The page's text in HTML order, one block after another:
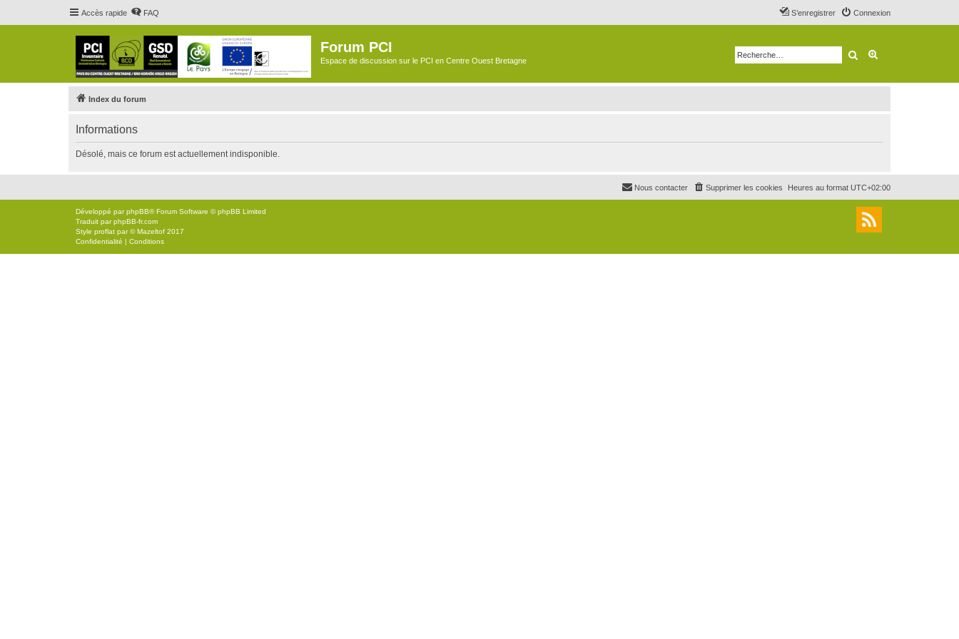
Accès rapide FAQ Connexion
S’enregistrer
Forum PCI
Espace de discussion sur le PCI en Centre Ouest Bretagne Rechercher
Index du forum
Informations
Désolé, mais ce forum est actuellement indisponible.
Heures au format UTC+02:00
Supprimer les cookies
Nous contacter
Développé parphpBB® Forum Software © phpBB Limited
Traduit parphpBB-fr.com
Style proflat par ©Mazeltof 2017
Confidentialité | Conditions